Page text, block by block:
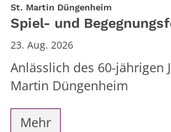
St. Martin Düngenheim:
Spiel- und
23. Aug. 2026
Anlässlich des 60-jährigen
Martin Düngenheim
Mehr